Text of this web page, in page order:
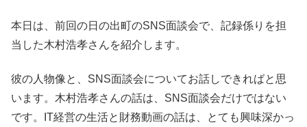
本日は、前回の日の出町のSNS面談会で、記録係りを担
当した木村浩孝さんを紹介します。
彼の人物像と、SNS面談会についてお話しできればと思
います。木村浩孝さんの話は、SNS面談会だけではない
です。IT経営の生活と財務動画の話は、とても興味深かっ